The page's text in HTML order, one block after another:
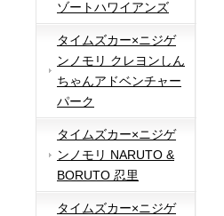
ゾートハワイアンズ
タイムズカー×ニジゲ
ンノモリ クレヨンしん
ちゃんアドベンチャー
パーク
タイムズカー×ニジゲ
ンノモリ NARUTO &
BORUTO 忍里
タイムズカー×ニジゲ